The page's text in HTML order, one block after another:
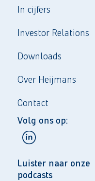
In cijfers
Investor Relations
Downloads
Over Heijmans
Contact
Volg ons op:
Luister naar onze
podcasts